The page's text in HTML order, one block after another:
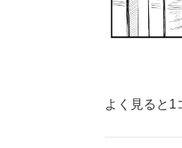
よく見ると